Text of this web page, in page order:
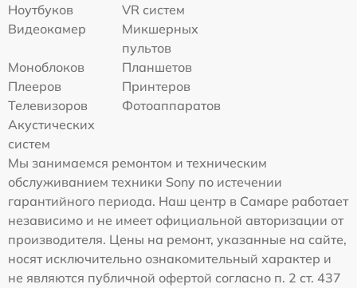
Ноутбуков
VR систем
Видеокамер
Микшерных
пультов
Моноблоков
Планшетов
Плееров
Принтеров
Телевизоров
Фотоаппаратов
Акустических
систем
Мы занимаемся ремонтом и техническим
обслуживанием техники Sony по истечении
гарантийного периода. Наш центр в Самаре работает
независимо и не имеет официальной авторизации от
производителя. Цены на ремонт, указанные на сайте,
носят исключительно ознакомительный характер и
не являются публичной офертой согласно п. 2 ст. 437